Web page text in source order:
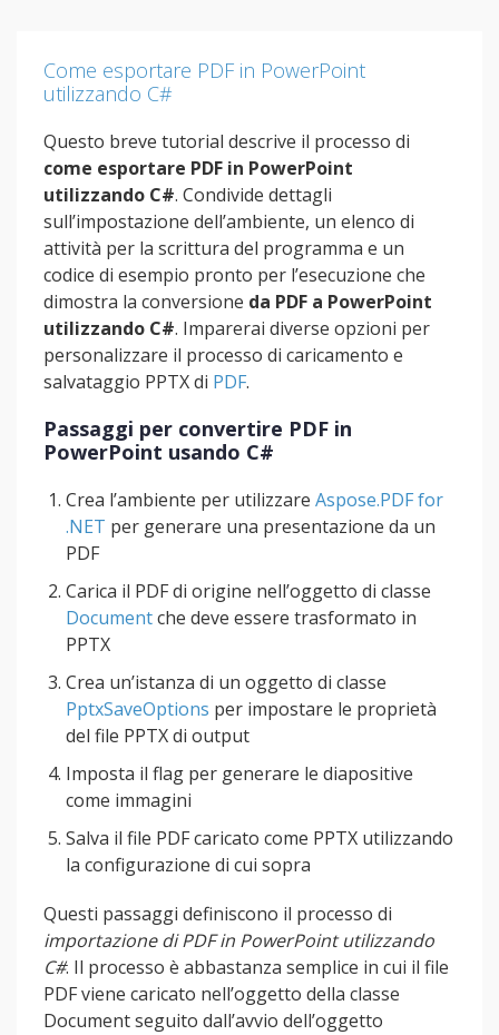
Come esportare PDF in PowerPoint
utilizzando C#
Questo breve tutorial descrive il processo di
come esportare PDF in PowerPoint
utilizzando C#. Condivide dettagli
sull’impostazione dell’ambiente, un elenco di
attività per la scrittura del programma e un
codice di esempio pronto per l’esecuzione che
dimostra la conversione da PDF a PowerPoint
utilizzando C#. Imparerai diverse opzioni per
personalizzare il processo di caricamento e
salvataggio PPTX di PDF.
Passaggi per convertire PDF in
PowerPoint usando C#
Crea l’ambiente per utilizzare Aspose.PDF for
.NET per generare una presentazione da un
PDF
Carica il PDF di origine nell’oggetto di classe
Documentche deve essere trasformato in
PPTX
Crea un’istanza di un oggetto di classe
PptxSaveOptions per impostare le proprietà
del file PPTX di output
Imposta il flag per generare le diapositive
come immagini
Salva il file PDF caricato come PPTX utilizzando
la configurazione di cui sopra
Questi passaggi definiscono il processo di
importazione di PDF in PowerPoint utilizzando
C#. Il processo è abbastanza semplice in cui il file
PDF viene caricato nell’oggetto della classe
Document seguito dall’avvio dell’oggetto